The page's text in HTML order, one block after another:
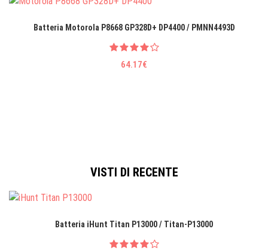
Batteria Motorola P8668 GP328D+ DP4400 / PMNN4493D
64.17€
VISTI DI RECENTE
Batteria iHunt Titan P13000 / Titan-P13000